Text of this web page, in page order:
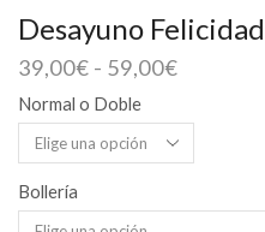
Desayuno
39,00€ - 59,00€Rango
precios:
desde
39,00€
59,00€
Normal o Doble
Bollería